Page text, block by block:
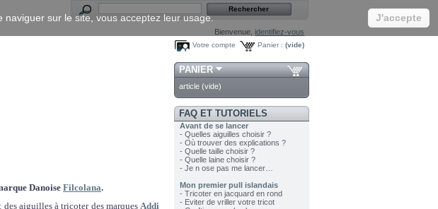
Bienvenue, identifiez-vous
Panier : (vide)
Votre compte
Danoise Filcolana.
aiguilles à tricoter des marques Addi
PANIER
article (vide)
FAQ ET TUTORIELS
Avant de se lancer
- Quelles aiguilles choisir ?
- Où trouver des explications ?
- Quelle taille choisir ?
- Quelle laine choisir ?
- Je n ose pas me lancer…
Mon premier pull islandais
- Tricoter en jacquard en rond
- Eviter de vriller votre tricot
sur le site, vous acceptez leur usage. J'accepte